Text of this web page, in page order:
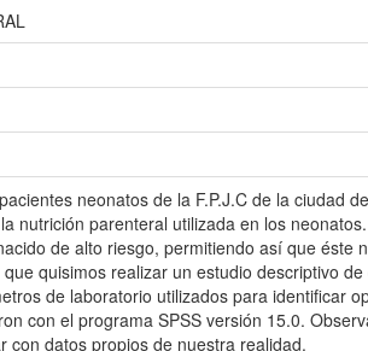
neonatos de la F.P.J.C de la ciudad
nutrición parenteral utilizada en los
de alto riesgo, permitiendo así que
quisimos realizar un estudio descriptivo
de laboratorio utilizados para identificar
con el programa SPSS versión 15.0.
con datos propios de nuestra realidad.